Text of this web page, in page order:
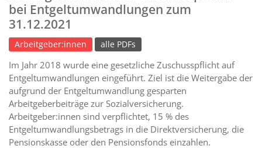
bei Entgeltumwandlungen zum
31.12.2021
Arbeitgeber:innen alle PDFs
Im Jahr 2018 wurde eine gesetzliche Zuschusspflicht auf
Entgeltumwandlungen eingeführt. Ziel ist die Weitergabe der
aufgrund der Entgeltumwandlung gesparten
Arbeitgeberbeiträge zur Sozialversicherung.
Arbeitgeber:innen sind verpflichtet, 15 % des
Entgeltumwandlungsbetrags in die Direktversicherung, die
Pensionskasse oder den Pensionsfonds einzahlen.